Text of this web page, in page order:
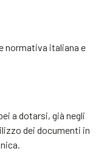
normativa italiana e
a dotarsi, già negli
dei documenti in